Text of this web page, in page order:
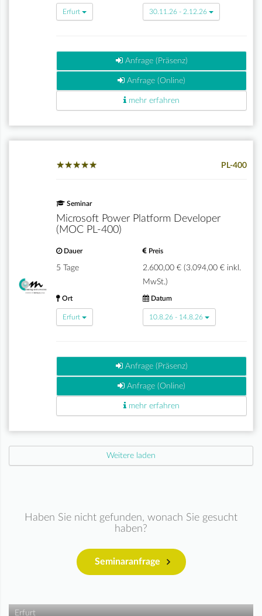
Erfurt 30.11.26 - 2.12.26
Anfrage (Präsenz)
Anfrage (Online)
mehr erfahren
★★★★★
★★★★★ PL-400
Seminar
Microsoft Power Platform Developer
(MOC PL-400)
Dauer
5 Tage
Preis
2.600,00 € (3.094,00 € inkl.
MwSt.)
Ort
Erfurt
Datum
10.8.26 - 14.8.26
Anfrage (Präsenz)
Anfrage (Online)
mehr erfahren
Weitere laden
Haben Sie nicht gefunden, wonach Sie gesucht
haben?
Seminaranfrage
Erfurt